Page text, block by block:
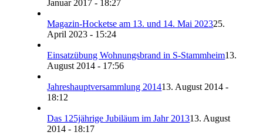
Januar 2017 - 18:27
Magazin-Hocketse am 13. und 14. Mai 202325.
April 2023 - 15:24
Einsatzübung Wohnungsbrand in S-Stammheim13.
August 2014 - 17:56
Jahreshauptversammlung 201413. August 2014 -
18:12
Das 125jährige Jubiläum im Jahr 201313. August
2014 - 18:17